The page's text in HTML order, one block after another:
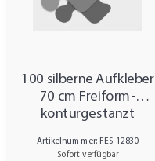
100 silberne Aufkleber
70 cm Freiform-
konturgestanzt
Artikelnummer: FES-12830
Sofort verfügbar